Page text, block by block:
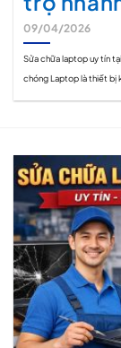
09/04/2026
Sửa chữa laptop uy tín
chóng Laptop là thiết bị